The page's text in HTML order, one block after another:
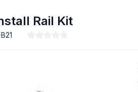
Rail Kit